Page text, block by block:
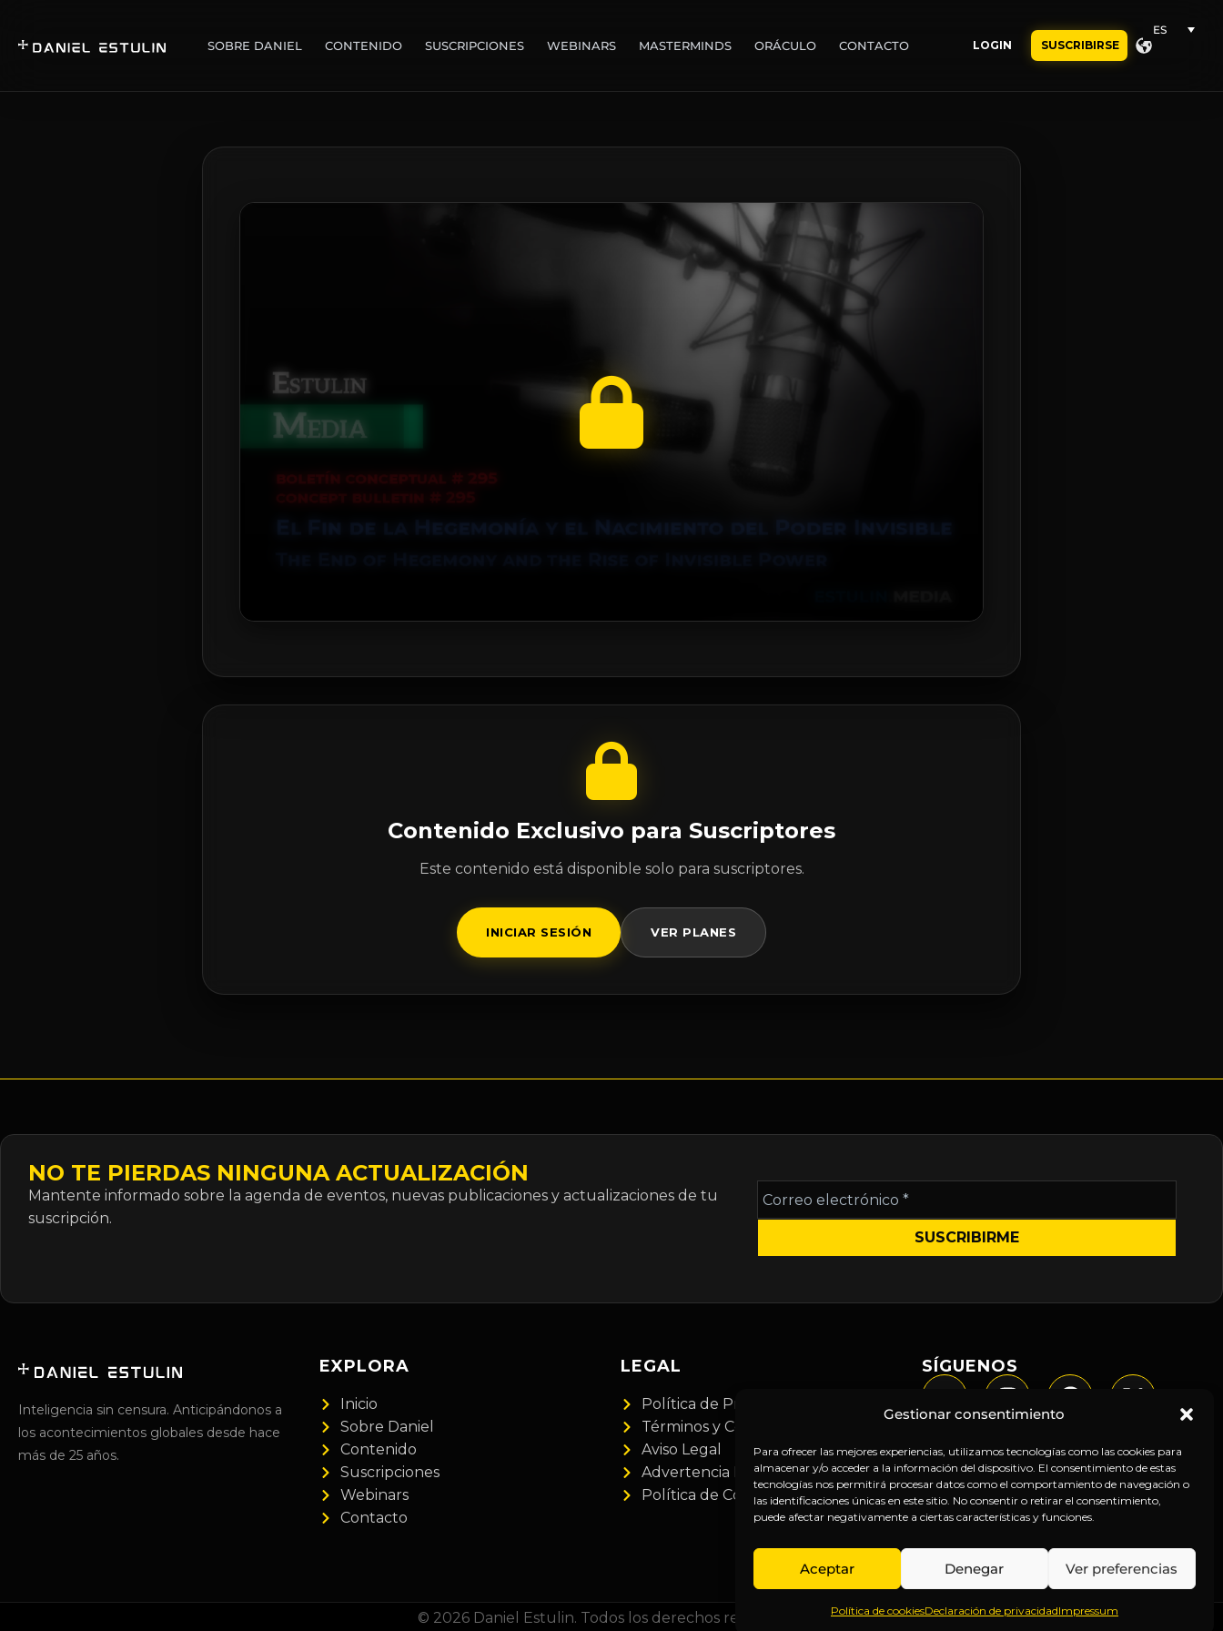
Gestionar consentimiento
Para ofrecer las mejores experiencias, utilizamos tecnologías como las cookies para
almacenar y/o acceder a la información del dispositivo. El consentimiento de estas
tecnologías nos permitirá procesar datos como el comportamiento de navegación o
las identificaciones únicas en este sitio. No consentir o retirar el consentimiento,
puede afectar negativamente a ciertas características y funciones.
Aceptar Denegar Ver preferencias
Política de cookiesDeclaración de privacidadImpressum
SOBRE DANIEL CONTENIDO SUSCRIPCIONES WEBINARS MASTERMINDS ORÁCULO CONTACTO LOGIN SUSCRIBIRSE
ES
Contenido Exclusivo para Suscriptores
Este contenido está disponible solo para suscriptores.
INICIAR SESIÓN VER PLANES
NO TE PIERDAS NINGUNA ACTUALIZACIÓN
Mantente informado sobre la agenda de eventos, nuevas publicaciones y actualizaciones de tu
suscripción.
Correo
electrónico
*
Inteligencia sin censura. Anticipándonos a
los acontecimientos globales desde hace
más de 25 años.
EXPLORA
Inicio
Sobre Daniel
Contenido
Suscripciones
Webinars
Contacto
LEGAL
Política de Privacidad
Términos y Condiciones
Aviso Legal
Advertencia Financiera
Política de Cookies
SÍGUENOS
© 2026 Daniel Estulin. Todos los derechos reservados.